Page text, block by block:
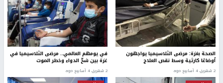
الصحة بغزة: مرضى الثلاسيميا يواجهون
أوضاعًا كارثية وسط نقص العلاج
2 شهرين، 4 أسابيع ago
في يومهم العالمي.. مرضى الثلاسيميا في
غزة بين شحّ الدواء وخطر الموت
2 شهرين، 4 أسابيع ago